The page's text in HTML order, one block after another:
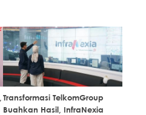
Transformasi TelkomGroup
Buahkan Hasil, InfraNexia